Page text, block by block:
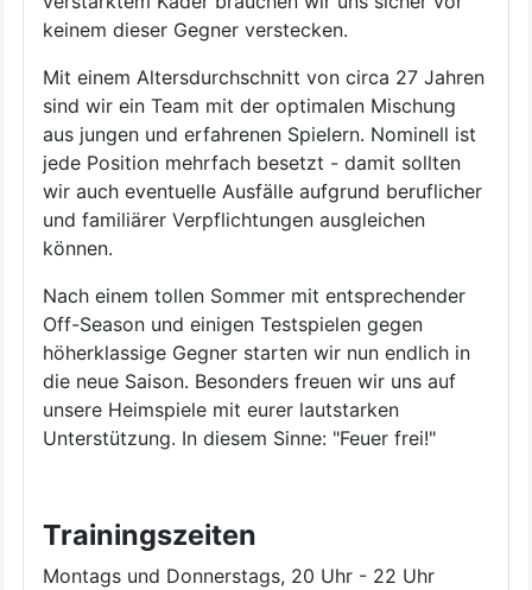
keinem dieser Gegner verstecken.
Mit einem Altersdurchschnitt von circa 27 Jahren
sind wir ein Team mit der optimalen Mischung
aus jungen und erfahrenen Spielern. Nominell ist
jede Position mehrfach besetzt - damit sollten
wir auch eventuelle Ausfälle aufgrund beruflicher
und familiärer Verpflichtungen ausgleichen
können.
Nach einem tollen Sommer mit entsprechender
Off-Season und einigen Testspielen gegen
höherklassige Gegner starten wir nun endlich in
die neue Saison. Besonders freuen wir uns auf
unsere Heimspiele mit eurer lautstarken
Unterstützung. In diesem Sinne: "Feuer frei!"
Trainingszeiten
Montags und Donnerstags, 20 Uhr - 22 Uhr